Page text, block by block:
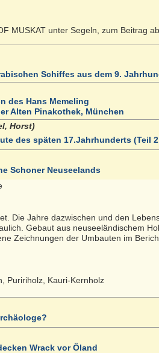
MUSKAT unter Segeln, zum Beitrag
Schiffes aus dem 9.
des Hans Memeling
Alten Pinakothek, München
Horst)
des späten 17.Jahrhunderts (Teil
Schoner Neuseelands
Die Jahre dazwischen und den
Gebaut aus neuseeländischem
Zeichnungen der Umbauten im
Puririholz, Kauri-Kernholz
Wrack vor Öland